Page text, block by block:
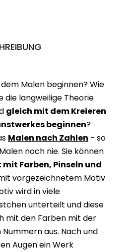
Malen beginnen? Wie
die langweilige Theorie
gleich mit dem Kreieren
beginnen?
Malen nach Zahlen - so
noch nie. Sie können
mit Farben, Pinseln und
vorgezeichnetem Motiv
wird in viele
unterteilt und diese
mit den Farben mit der
aus. Nach und
Augen ein Werk